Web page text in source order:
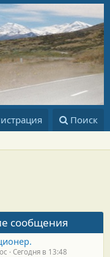
Поиск
сообщения
Сегодня в 13:48